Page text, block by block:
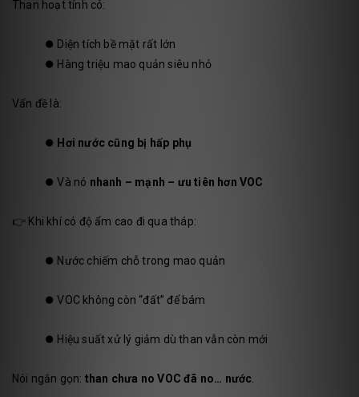
Than hoạt tính có:
⏺️ Diện tích bề mặt rất lớn
⏺️ Hàng triệu mao quản siêu nhỏ
Vấn đề là:
⏺️ Hơi nước cũng bị hấp phụ
⏺️Và nó nhanh – mạnh – ưu tiên hơn VOC
👉 Khi khí có độ ẩm cao đi qua tháp:
⏺️ Nước chiếm chỗ trong mao quản
⏺️VOC không còn “đất” để bám
⏺️ Hiệu suất xử lý giảm dù than vẫn còn mới
Nói ngắn gọn: than chưa no VOC đã no… nước.